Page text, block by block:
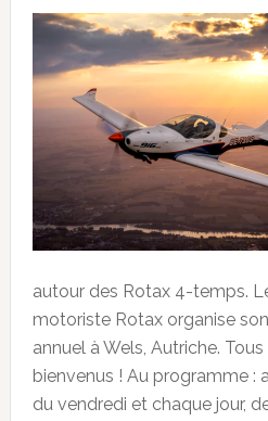
autour des Rotax 4-temps.
motoriste Rotax organise
annuel à Wels, Autriche.
bienvenus ! Au programme :
du vendredi et chaque jour,